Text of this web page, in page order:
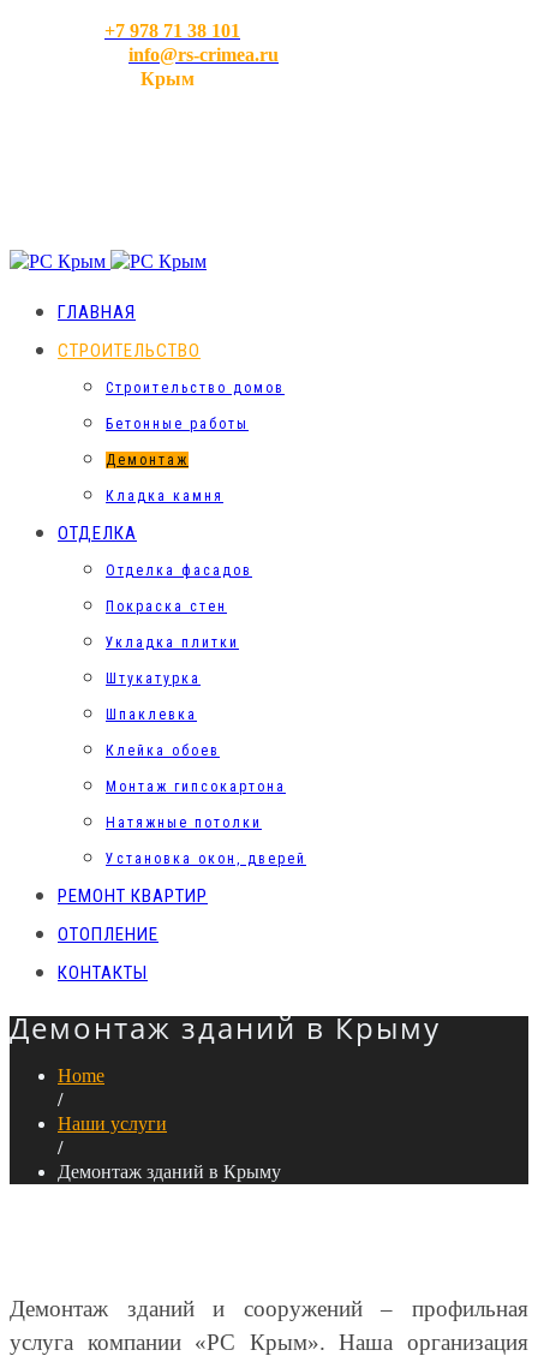
+7 978 71 38 101
info@rs-crimea.ru
Крым
ГЛАВНАЯ
СТРОИТЕЛЬСТВО
Строительство домов
Бетонные работы
Демонтаж
Кладка камня
ОТДЕЛКА
Отделка фасадов
Покраска стен
Укладка плитки
Штукатурка
Шпаклевка
Клейка обоев
Монтаж гипсокартона
Натяжные потолки
Установка окон, дверей
РЕМОНТ КВАРТИР
ОТОПЛЕНИЕ
КОНТАКТЫ
Демонтаж зданий в Крыму
Home
/
Наши услуги
/
Демонтаж зданий в Крыму
Демонтаж зданий и сооружений – профильная
услуга компании «РС Крым». Наша организация